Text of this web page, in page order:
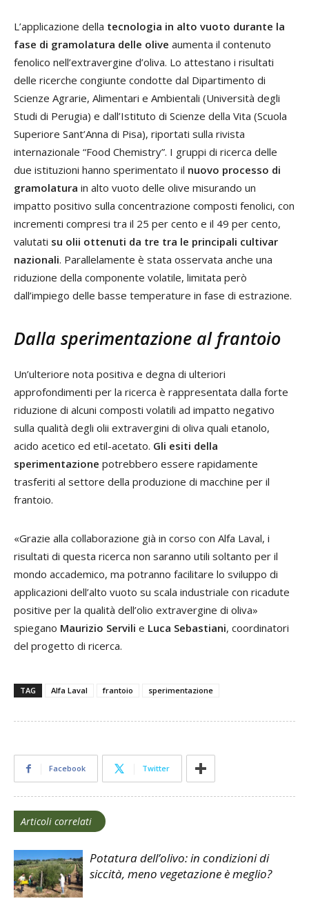
L’applicazione della tecnologia in alto vuoto durante la
fase di gramolatura delle olive aumenta il contenuto
fenolico nell’extravergine d’oliva. Lo attestano i risultati
delle ricerche congiunte condotte dal Dipartimento di
Scienze Agrarie, Alimentari e Ambientali (Università degli
Studi di Perugia) e dall’Istituto di Scienze della Vita (Scuola
Superiore Sant’Anna di Pisa), riportati sulla rivista
internazionale “Food Chemistry”. I gruppi di ricerca delle
due istituzioni hanno sperimentato il nuovo processo di
gramolatura in alto vuoto delle olive misurando un
impatto positivo sulla concentrazione composti fenolici, con
incrementi compresi tra il 25 per cento e il 49 per cento,
valutati su olii ottenuti da tre tra le principali cultivar
nazionali. Parallelamente è stata osservata anche una
riduzione della componente volatile, limitata però
dall’impiego delle basse temperature in fase di estrazione.
Dalla sperimentazione al frantoio
Un’ulteriore nota positiva e degna di ulteriori
approfondimenti per la ricerca è rappresentata dalla forte
riduzione di alcuni composti volatili ad impatto negativo
sulla qualità degli olii extravergini di oliva quali etanolo,
acido acetico ed etil-acetato. Gli esiti della
sperimentazione potrebbero essere rapidamente
trasferiti al settore della produzione di macchine per il
frantoio.
«Grazie alla collaborazione già in corso con Alfa Laval, i
risultati di questa ricerca non saranno utili soltanto per il
mondo accademico, ma potranno facilitare lo sviluppo di
applicazioni dell’alto vuoto su scala industriale con ricadute
positive per la qualità dell’olio extravergine di oliva»
spiegano Maurizio Servili e Luca Sebastiani, coordinatori
del progetto di ricerca.
TAG Alfa Laval frantoio sperimentazione
Facebook Twitter
Articoli correlati
Potatura dell’olivo: in condizioni di
siccità, meno vegetazione è meglio?